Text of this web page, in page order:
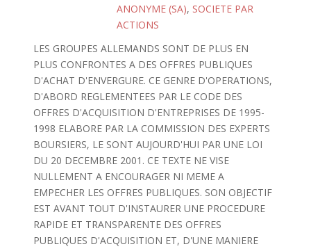
ANONYME (SA), SOCIETE PAR
ACTIONS
LES GROUPES ALLEMANDS SONT DE PLUS EN
PLUS CONFRONTES A DES OFFRES PUBLIQUES
D'ACHAT D'ENVERGURE. CE GENRE D'OPERATIONS,
D'ABORD REGLEMENTEES PAR LE CODE DES
OFFRES D'ACQUISITION D'ENTREPRISES DE 1995-
1998 ELABORE PAR LA COMMISSION DES EXPERTS
BOURSIERS, LE SONT AUJOURD'HUI PAR UNE LOI
DU 20 DECEMBRE 2001. CE TEXTE NE VISE
NULLEMENT A ENCOURAGER NI MEME A
EMPECHER LES OFFRES PUBLIQUES. SON OBJECTIF
EST AVANT TOUT D'INSTAURER UNE PROCEDURE
RAPIDE ET TRANSPARENTE DES OFFRES
PUBLIQUES D'ACQUISITION ET, D'UNE MANIERE